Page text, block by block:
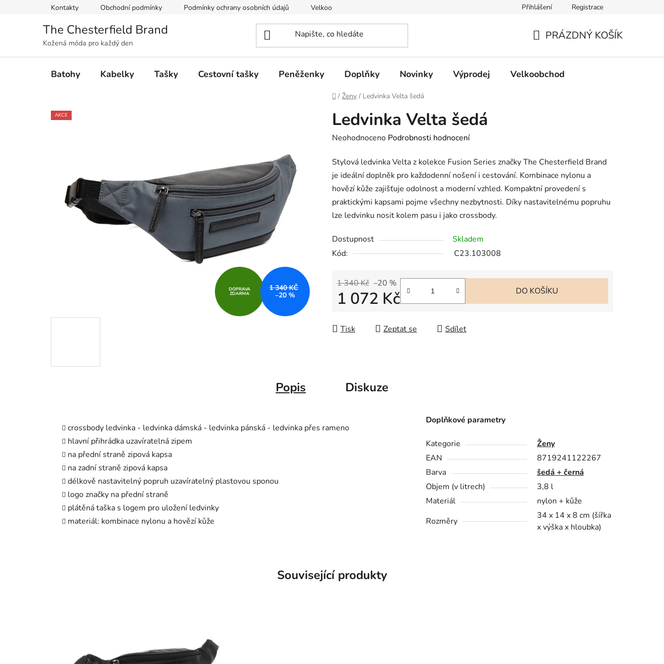
Kontakty Obchodní podmínky Podmínky ochrany osobních údajů Velkoobchod Přihlášení Registrace
The Chesterfield Brand
Kožená móda pro každý den
KOŠÍK
PRÁZDNÝ KOŠÍK
Batohy Kabelky Tašky Cestovní tašky Peněženky Doplňky Novinky Výprodej Velkoobchod
Domů
/ Ženy / Ledvinka Velta šedá
Ledvinka Velta šedá
Průměrné
produktu
je
0,0
z
5
Neohodnoceno Podrobnosti hodnocení
Stylová ledvinka Velta z kolekce Fusion Series značky The Chesterfield Brand
je ideální doplněk pro každodenní nošení i cestování. Kombinace nylonu a
hovězí kůže zajišťuje odolnost a moderní vzhled. Kompaktní provedení s
praktickými kapsami pojme všechny nezbytnosti. Díky nastavitelnému popruhu
lze ledvinku nosit kolem pasu i jako crossbody.
Dostupnost
Skladem
Kód:
C23.103008
1 340 Kč –20 %
1 072 Kč DO KOŠÍKU
Tisk Zeptat se Sdílet
AKCE
DOPRAVA
ZDARMA
1 340 KČ
–20 %
Popis Diskuze
crossbody ledvinka - ledvinka dámská - ledvinka pánská - ledvinka přes rameno
hlavní přihrádka uzavíratelná zipem
na přední straně zipová kapsa
na zadní straně zipová kapsa
délkově nastavitelný popruh uzavíratelný plastovou sponou
logo značky na přední straně
plátěná taška s logem pro uložení ledvinky
materiál: kombinace nylonu a hovězí kůže
Doplňkové parametry
Kategorie
Ženy
EAN
8719241122267
Barva
šedá + černá
Objem (v litrech)
3,8 l
Materiál
nylon + kůže
Rozměry
34 x 14 x 8 cm (šířka
x výška x hloubka)
Související produkty